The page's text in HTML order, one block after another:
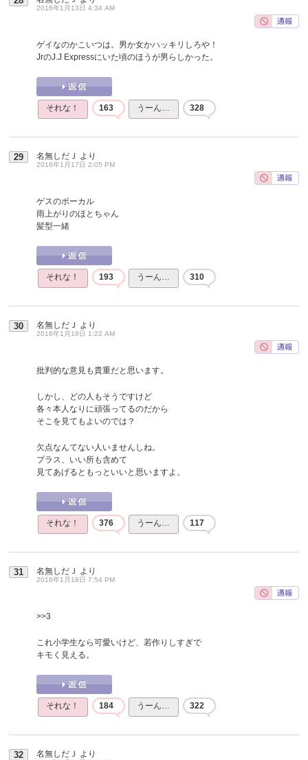
2016年1月13日 4:34 AM
ゲイなのかこいつは。男か女かハッキリしろや！
JrのJ.J Expressにいた頃のほうが男らしかった。
それな！ 163 うーん… 328
29 名無しだＪ より
2016年1月17日 2:05 PM
ゲスのボーカル
雨上がりのほとちゃん
髪型一緒
それな！ 193 うーん… 310
30 名無しだＪ より
2016年1月18日 1:22 AM
批判的な意見も貴重だと思います。
しかし、どの人もそうですけど
各々本人なりに頑張ってるのだから
そこを見てもよいのでは？
欠点なんてない人いませんしね。
プラス、いい所も含めて
見てあげるともっといいと思いますよ。
それな！ 376 うーん… 117
31 名無しだＪ より
2016年1月18日 7:54 PM
>>3
これ小学生なら可愛いけど、若作りしすぎで
キモく見える。
それな！ 184 うーん… 322
32 名無しだＪ より